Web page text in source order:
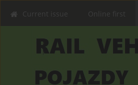
Current issue Online first